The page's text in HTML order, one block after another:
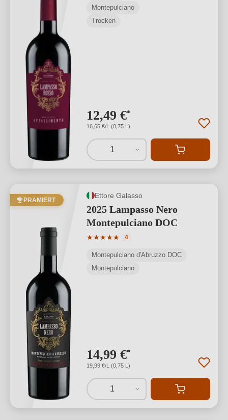
Montepulciano
Trocken
12,49 €*
16,65 €/L (0,75 L)
1
PRÄMIERT
Ettore Galasso
2025 Lampasso Nero
Montepulciano DOC
★★★★★
Durchschnittliche Bewertung von 5
4
Montepulciano d'Abruzzo DOC
Montepulciano
14,99 €*
19,99 €/L (0,75 L)
1